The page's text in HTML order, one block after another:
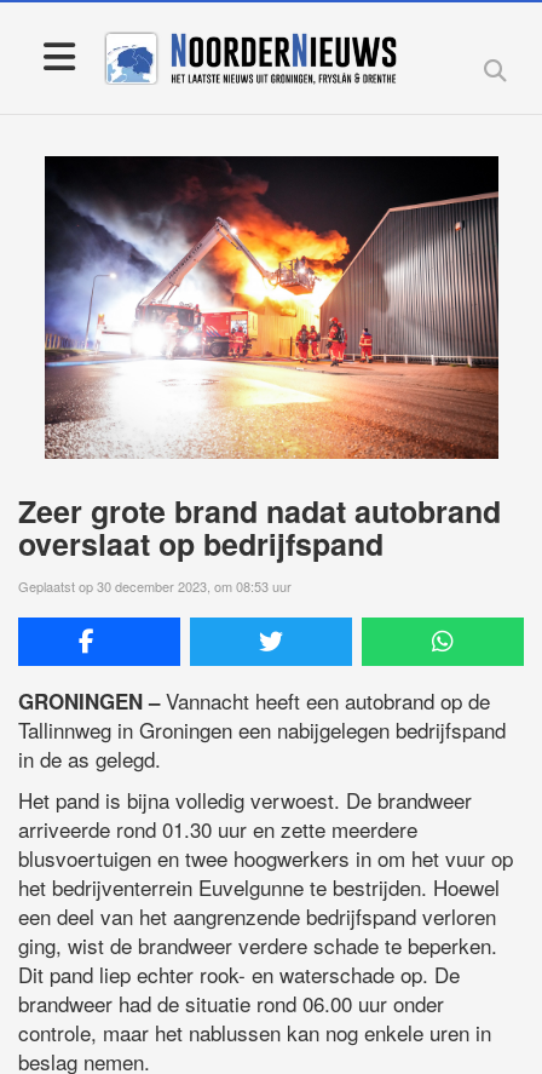
Zeer grote brand nadat autobrand
overslaat op bedrijfspand
Geplaatst op 30 december 2023, om 08:53 uur
GRONINGEN –Vannacht heeft een autobrand op de
Tallinnweg in Groningen een nabijgelegen bedrijfspand
in de as gelegd.
Het pand is bijna volledig verwoest. De brandweer
arriveerde rond 01.30 uur en zette meerdere
blusvoertuigen en twee hoogwerkers in om het vuur op
het bedrijventerrein Euvelgunne te bestrijden. Hoewel
een deel van het aangrenzende bedrijfspand verloren
ging, wist de brandweer verdere schade te beperken.
Dit pand liep echter rook- en waterschade op. De
brandweer had de situatie rond 06.00 uur onder
controle, maar het nablussen kan nog enkele uren in
beslag nemen.